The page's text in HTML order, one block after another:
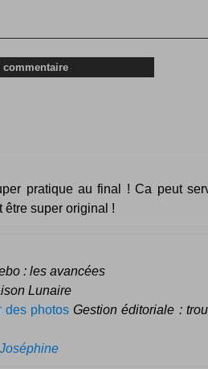
pratique au final ! Ca peut
être super original !
: les avancées
Lunaire
des photosGestion éditoriale :
Joséphine